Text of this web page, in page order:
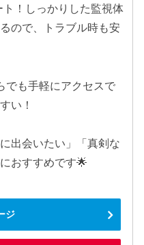
！しっかりした監視体
ので、トラブル時も安
でも手軽にアクセスで
い！
出会いたい」「真剣な
おすすめです🌟
ジ